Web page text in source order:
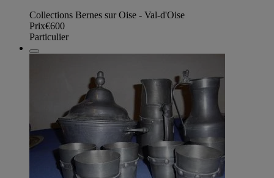
Collections Bernes sur Oise - Val-d'Oise
Prix€600
Particulier